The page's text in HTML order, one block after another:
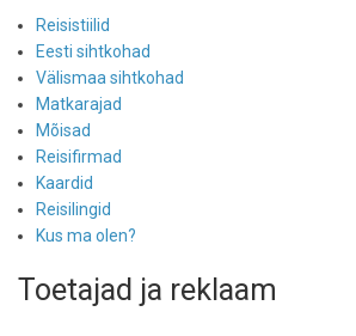
Reisistiilid
Eesti sihtkohad
Välismaa sihtkohad
Matkarajad
Mõisad
Reisifirmad
Kaardid
Reisilingid
Kus ma olen?
Toetajad ja reklaam